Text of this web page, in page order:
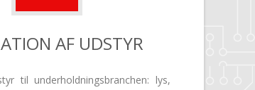
AF UDSTYR
til underholdningsbranchen: lys,